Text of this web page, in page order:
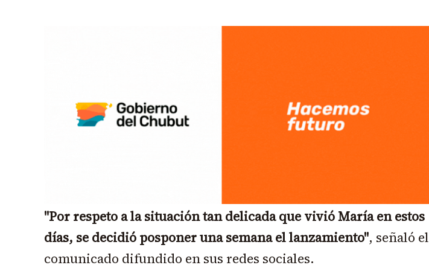
"Por respeto a la situación tan delicada que vivió María en estos
días, se decidió posponer una semana el lanzamiento", señaló el
comunicado difundido en sus redes sociales.